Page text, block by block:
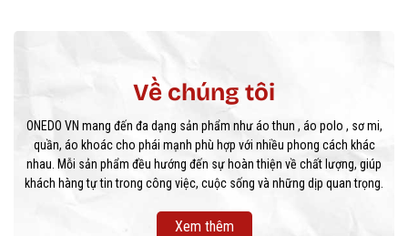
Về chúng tôi
ONEDO VN mang đến đa dạng sản phẩm như áo thun , áo polo , sơ mi,
quần, áo khoác cho phái mạnh phù hợp với nhiều phong cách khác
nhau. Mỗi sản phẩm đều hướng đến sự hoàn thiện về chất lượng, giúp
khách hàng tự tin trong công việc, cuộc sống và những dịp quan trọng.
Xem thêm